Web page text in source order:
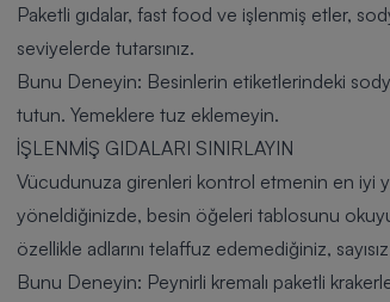
Paketli gıdalar, fast food ve işlenmiş etler,
seviyelerde tutarsınız.
Bunu Deneyin: Besinlerin etiketlerindeki
tutun. Yemeklere tuz eklemeyin.
İŞLENMİŞ GIDALARI SINIRLAYIN
Vücudunuza girenleri kontrol etmenin en iyi
yöneldiğinizde, besin öğeleri tablosunu
özellikle adlarını telaffuz edemediğiniz,
Bunu Deneyin: Peynirli kremalı paketli